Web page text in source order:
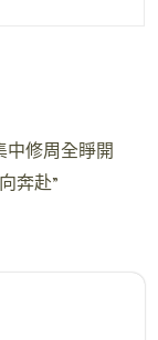
中修周全睜開
奔赴”